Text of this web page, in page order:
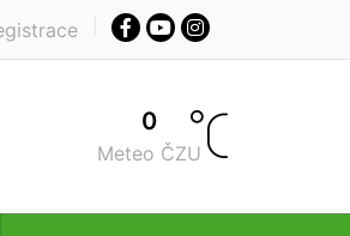
0
Meteo ČZU